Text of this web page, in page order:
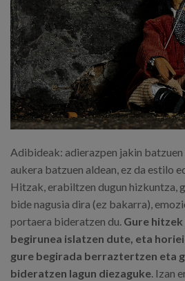
Adibideak: adierazpen jakin
aukera batzuen aldean, ez da estilo
Hitzak, erabiltzen dugun hizkuntza,
bide nagusia dira (ez bakarra),
portaera bideratzen du. Gure
begirunea islatzen dute, eta
gure begirada berraztertzen eta
bideratzen lagun diezaguke. Izan